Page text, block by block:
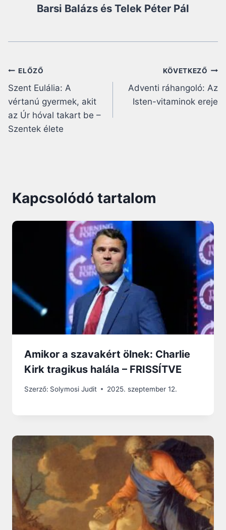
Barsi Balázs és Telek Péter Pál
Bejegyzés
navigáció
ELŐZŐ
Szent Eulália: A
vértanú gyermek, akit
az Úr hóval takart be –
Szentek élete
KÖVETKEZŐ
Adventi ráhangoló: Az
Isten-vitaminok ereje
Kapcsolódó tartalom
Amikor a szavakért ölnek: Charlie
Kirk tragikus halála – FRISSÍTVE
Szerző: Solymosi Judit 2025. szeptember 12.